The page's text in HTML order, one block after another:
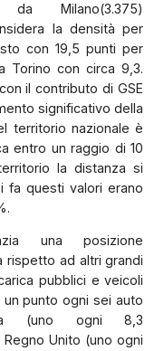
Milano(3.375)
la densità per
con 19,5 punti per
Torino con circa 9,3.
il contributo di GSE
significativo della
territorio nazionale è
entro un raggio di 10
la distanza si
fa questi valori erano
una posizione
rispetto ad altri grandi
pubblici e veicoli
un punto ogni sei auto
(uno ogni 8,3
Unito (uno ogni